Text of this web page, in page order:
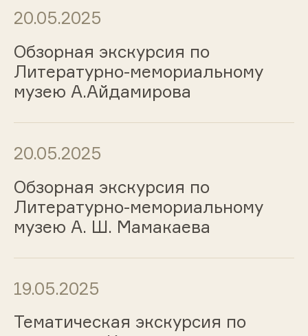
20.05.2025
Обзорная экскурсия по
Литературно-мемориальному
музею А.Айдамирова
20.05.2025
Обзорная экскурсия по
Литературно-мемориальному
музею А. Ш. Мамакаева
19.05.2025
Тематическая экскурсия по